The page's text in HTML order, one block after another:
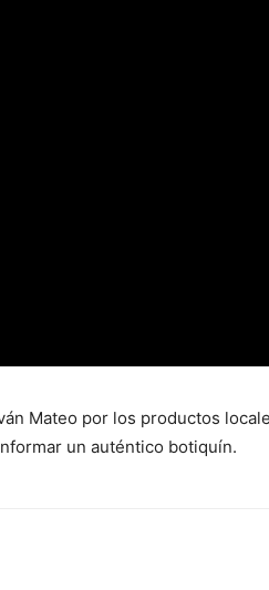
Mateo por los productos
un auténtico botiquín.